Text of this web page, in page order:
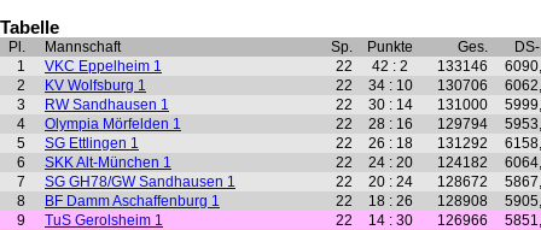
Tabelle
Pl. Mannschaft Sp. Punkte Ges.
1
VKC Eppelheim 1 22 42 : 2 133146
2
KV Wolfsburg 1 22 34 : 10 130706
3
RW Sandhausen 1 22 30 : 14 131000
4
Olympia Mörfelden 1 22 28 : 16 129794
5
SG Ettlingen 1 22 26 : 18 131292
6
SKK Alt-München 1 22 24 : 20 124182
7
SG GH78/GW Sandhausen 1 22 20 : 24 128672
8
BF Damm Aschaffenburg 1 22 18 : 26 128908
9
TuS Gerolsheim 1 22 14 : 30 126966